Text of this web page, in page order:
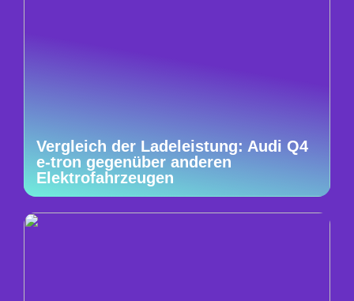
Vergleich der Ladeleistung: Audi Q4
e-tron gegenüber anderen
Elektrofahrzeugen